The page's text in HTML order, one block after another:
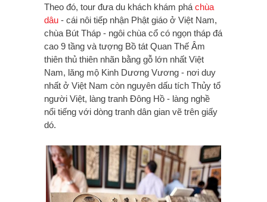
Theo đó, tour đưa du khách khám phá chùa
dâu - cái nôi tiếp nhận Phật giáo ở Việt Nam,
chùa Bút Tháp - ngôi chùa cổ có ngọn tháp đá
cao 9 tầng và tượng Bồ tát Quan Thế Âm
thiên thủ thiên nhãn bằng gỗ lớn nhất Việt
Nam, lăng mộ Kinh Dương Vương - nơi duy
nhất ở Việt Nam còn nguyên dấu tích Thủy tổ
người Việt, làng tranh Đông Hồ - làng nghề
nổi tiếng với dòng tranh dân gian vẽ trên giấy
dó.